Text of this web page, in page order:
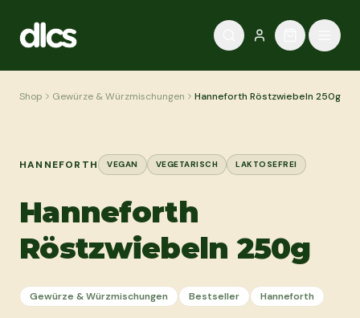
Shop Gewürze & Würzmischungen Hanneforth Röstzwiebeln 250g
HANNEFORTH VEGAN VEGETARISCH LAKTOSEFREI
Hanneforth
Röstzwiebeln 250g
Gewürze & Würzmischungen Bestseller Hanneforth